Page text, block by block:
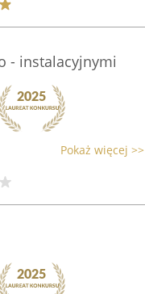
- instalacyjnymi
Pokaż więcej >>